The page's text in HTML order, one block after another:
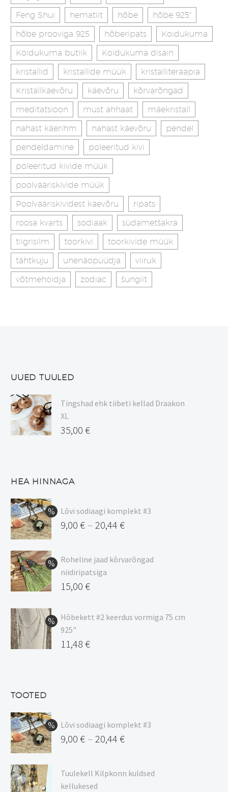
Feng Shui
hematiit hõbe
hõbe 925"
hõbe prooviga 925
hõberipats
Koidukuma
Koidukuma butiik
Koidukuma disain
kristallid
kristallide müük
kristalliteraapia
Kristallkäevõru
käevõru
kõrvarõngad
meditatsioon
must ahhaat
mäekristall
nahast käerihm
nahast käevõru
pendel
pendeldamine
poleeritud kivi
poleeritud kivide müük
poolvääriskivide müük
Poolvääriskividest käevõru
ripats
roosa kvarts
sodiaak
südametšakra
tiigrisilm
toorkivi
toorkivide müük
tähtkuju
unenäopüüdja
viiruk
võtmehoidja
zodiac šungiit
UUED TUULED
Tingshad ehk tiibeti kellad Draakon
XL
35,00 €
HEA HINNAGA
Lõvi sodiaagi komplekt #3
9,00 € – 20,44 €
9,00 €
kuni
20,44 €
Roheline jaad kõrvarõngad
niidiripatsiga
Algne
oli:
17,00 €.
15,00 €
hind
on:
15,00 €.
Hõbekett #2 keerdus vormiga 75 cm
925"
Algne
11,48 €
TOOTED
Lõvi sodiaagi komplekt #3
9,00 € – 20,44 €
9,00 €
kuni
Tuulekell Kilpkonn kuldsed
kellukesed